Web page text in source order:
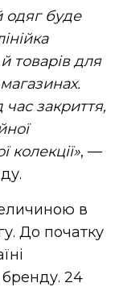
одяг буде
товарів для
закриття,
колекції», —
в
До початку
24